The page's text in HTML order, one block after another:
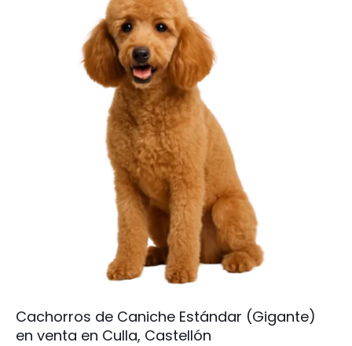
Cachorros de Caniche Estándar (Gigante)
en venta en Culla, Castellón